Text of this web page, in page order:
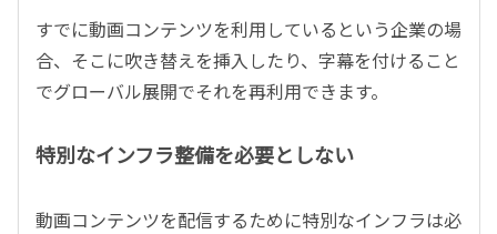
すでに動画コンテンツを利用しているという企業の場
合、そこに吹き替えを挿入したり、字幕を付けること
でグローバル展開でそれを再利用できます。
特別なインフラ整備を必要としない
動画コンテンツを配信するために特別なインフラは必